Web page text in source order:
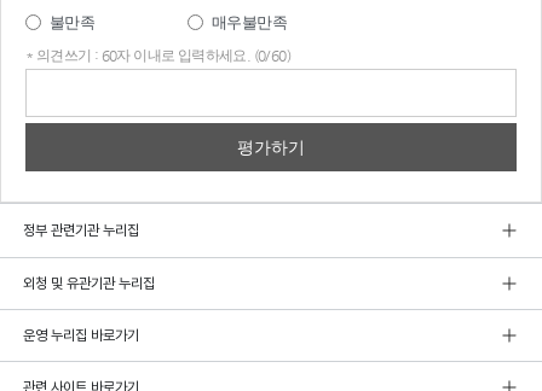
불만족
매우불만족
* 의견쓰기 : 60자 이내로 입력하세요. (0/60)
정부 관련기관 누리집
외청 및 유관기관 누리집
운영 누리집 바로가기
관련 사이트 바로가기